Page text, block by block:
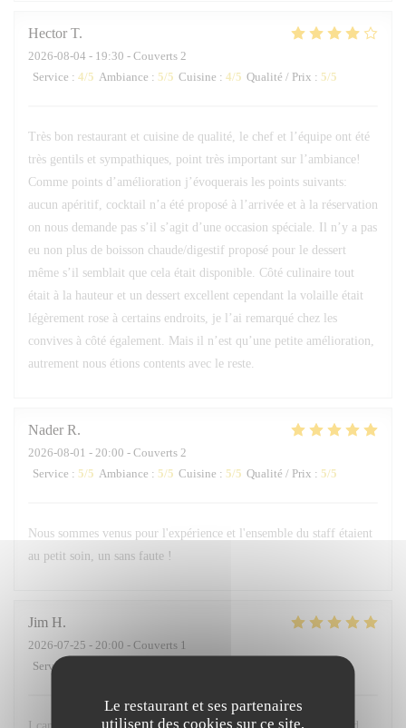
Le restaurant et ses partenaires
utilisent des cookies sur ce site,
Hector T
2026-08-04 - 19:30 - Couverts 2
Service : 4/5 Ambiance : 5/5 Cuisine : 4/5 Qualité / Prix : 5/5
Très bon restaurant et cuisine de qualité, le chef et l’équipe ont été
très gentils et sympathiques, point très important sur l’ambiance!
Comme points d’amélioration j’évoquerais les points suivants:
aucun apéritif, cocktail n’a été proposé à l’arrivée et à la réservation
on nous demande pas s’il s’agit d’une occasion spéciale. Il n’y a pas
eu non plus de boisson chaude/digestif proposé pour le dessert
même s’il semblait que cela était disponible. Côté culinaire tout
était à la hauteur et un dessert excellent cependant la volaille était
légèrement rose à certains endroits, je l’ai remarqué chez les
convives à côté également. Mais il n’est qu’une petite amélioration,
autrement nous étions contents avec le reste.
Nader R
2026-08-01 - 20:00 - Couverts 2
Service : 5/5 Ambiance : 5/5 Cuisine : 5/5 Qualité / Prix : 5/5
Nous sommes venus pour l'expérience et l'ensemble du staff étaient
au petit soin, un sans faute !
Jim H
2026-07-25 - 20:00 - Couverts 1
Service